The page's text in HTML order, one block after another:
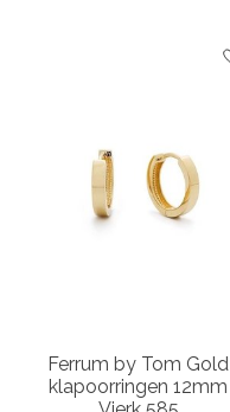
Ferrum by Tom Gold
klapoorringen 12mm